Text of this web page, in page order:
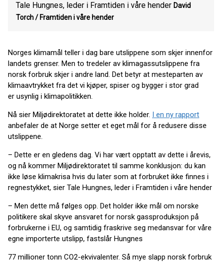
Tale Hungnes, leder i Framtiden i våre hender David
Torch / Framtiden i våre hender
Norges klimamål teller i dag bare utslippene som skjer innenfor
landets grenser. Men to tredeler av klimagassutslippene fra
norsk forbruk skjer i andre land. Det betyr at mesteparten av
klimaavtrykket fra det vi kjøper, spiser og bygger i stor grad
er usynlig i klimapolitikken.
Nå sier Miljødirektoratet at dette ikke holder. I en ny rapport
anbefaler de at Norge setter et eget mål for å redusere disse
utslippene.
– Dette er en gledens dag. Vi har vært opptatt av dette i årevis,
og nå kommer Miljødirektoratet til samme konklusjon: du kan
ikke løse klimakrisa hvis du later som at forbruket ikke finnes i
regnestykket, sier Tale Hungnes, leder i Framtiden i våre hender
– Men dette må følges opp. Det holder ikke mål om norske
politikere skal skyve ansvaret for norsk gassproduksjon på
forbrukerne i EU, og samtidig fraskrive seg medansvar for våre
egne importerte utslipp, fastslår Hungnes
77 millioner tonn CO2-ekvivalenter. Så mye slapp norsk forbruk